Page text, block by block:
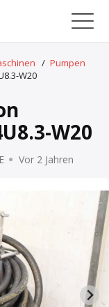
/ Pumpen
W20
W20
Vor 2 Jahren